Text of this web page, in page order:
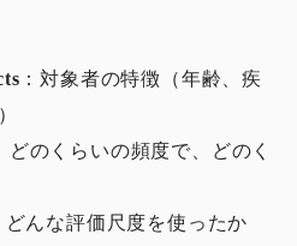
：対象者の特徴（年齢、疾
どのくらいの頻度で、どのく
どんな評価尺度を使ったか